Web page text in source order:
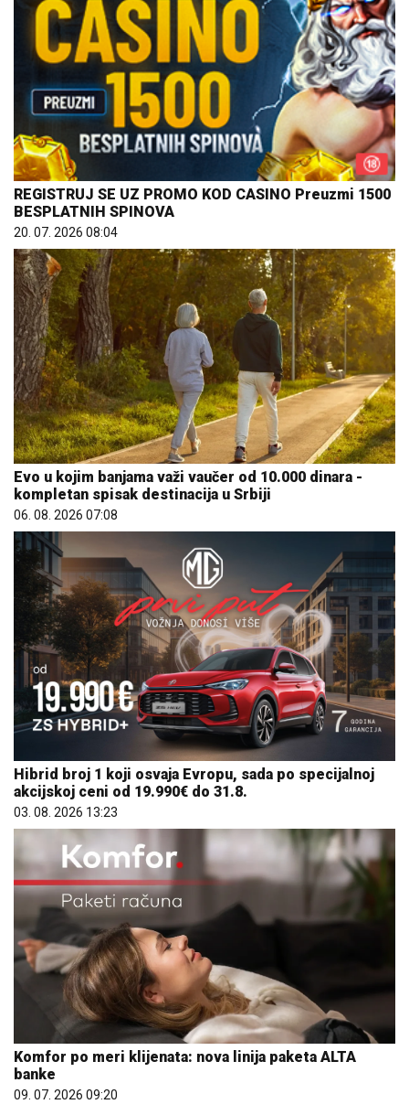
REGISTRUJ SE UZ PROMO KOD CASINO Preuzmi 1500
BESPLATNIH SPINOVA
20. 07. 2026 08:04
Evo u kojim banjama važi vaučer od 10.000 dinara -
kompletan spisak destinacija u Srbiji
06. 08. 2026 07:08
Hibrid broj 1 koji osvaja Evropu, sada po specijalnoj
akcijskoj ceni od 19.990€ do 31.8.
03. 08. 2026 13:23
Komfor po meri klijenata: nova linija paketa ALTA
banke
09. 07. 2026 09:20